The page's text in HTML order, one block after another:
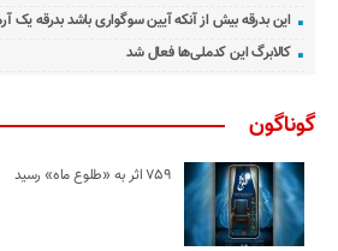
این بدرقه بیش از آنکه آیین سوگواری باشد بدرقه یک
کالابرگ این کدملی‌ها فعال شد
گوناگون
۷۵۹ اثر به «طلوع ماه» رسید